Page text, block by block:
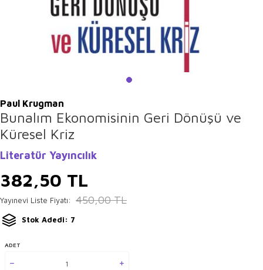
Paul Krugman
Bunalım Ekonomisinin Geri Dönüşü ve
Küresel Kriz
Literatür Yayıncılık
382,50 TL
Yayınevi Liste Fiyatı: 450,00TL
Stok Adedi: 7
ADET